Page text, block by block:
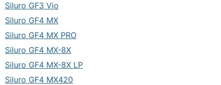
Siluro GF3 Vio
Siluro GF4 MX
Siluro GF4 MX PRO
Siluro GF4 MX-8X
Siluro GF4 MX-8X LP
Siluro GF4 MX420